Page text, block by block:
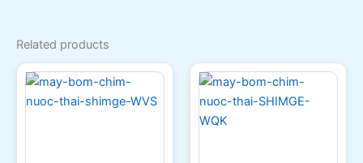
Related products